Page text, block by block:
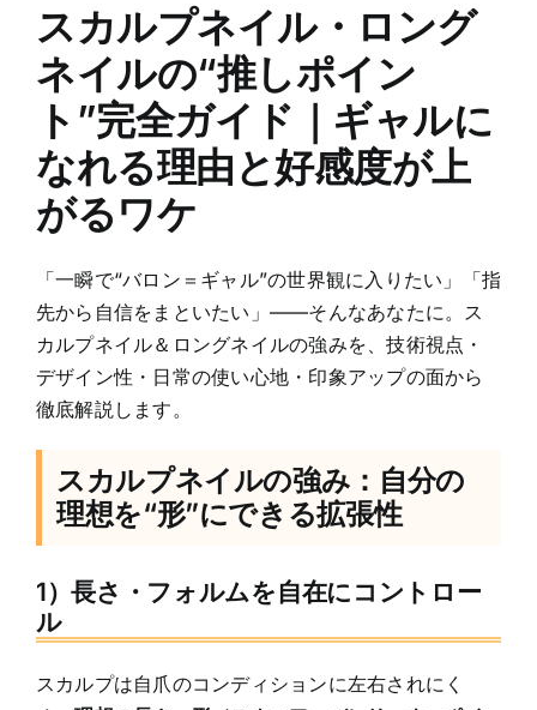
CONTACT
スカルプネイル・ロング
ネイルの“推しポイン
ト”完全ガイド｜ギャルに
なれる理由と好感度が上
がるワケ
「一瞬で“バロン＝ギャル”の世界観に入りたい」「指
先から自信をまといたい」——そんなあなたに。ス
カルプネイル＆ロングネイルの強みを、技術視点・
デザイン性・日常の使い心地・印象アップの面から
徹底解説します。
スカルプネイルの強み：自分の
理想を“形”にできる拡張性
1）長さ・フォルムを自在にコントロー
ル
スカルプは自爪のコンディションに左右されにく